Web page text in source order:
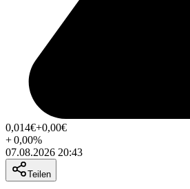
0,014€+0,00€
+0,00%
07.08.2026 20:43
Teilen